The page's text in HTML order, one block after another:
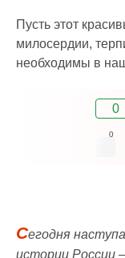
Пусть этот
милосердии,
необходимы в
0
0
Сегодня
истории России